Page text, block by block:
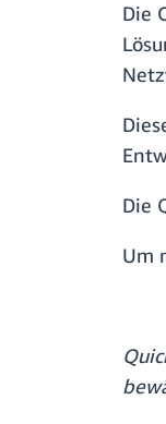
Die
Die
Um